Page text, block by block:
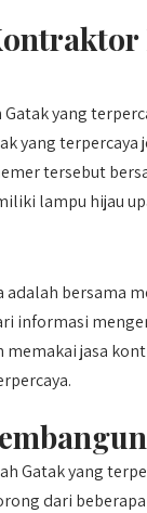
yang
yang terpercaya
tersebut
lampu hijau
bersama
informasi
memakai jasa
Gatak yang
dari